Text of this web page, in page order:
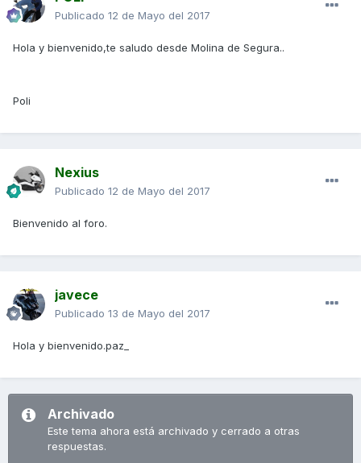
Publicado 12 de Mayo del 2017
Hola y bienvenido,te saludo desde Molina de Segura..
Poli
Nexius
Publicado 12 de Mayo del 2017
Bienvenido al foro.
javece
Publicado 13 de Mayo del 2017
Hola y bienvenido.paz_
Archivado
Este tema ahora está archivado y cerrado a otras
respuestas.